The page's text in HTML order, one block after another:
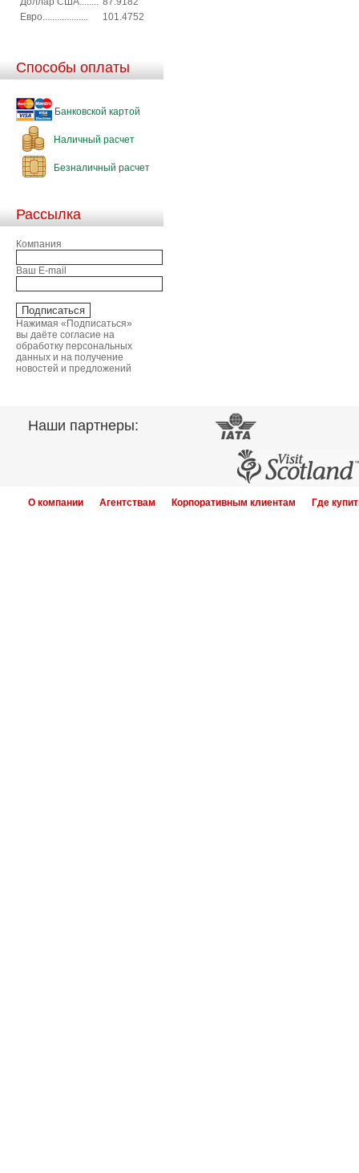
Евро...................
101.4752
Способы оплаты
Банковской картой
Наличный расчет
Безналичный расчет
Рассылка
Компания
Ваш E-mail
Нажимая «Подписаться»
вы даёте согласие на
обработку персональных
данных и на получение
новостей и предложений
Наши партнеры:
О компании Агентствам Корпоративным клиентам Где